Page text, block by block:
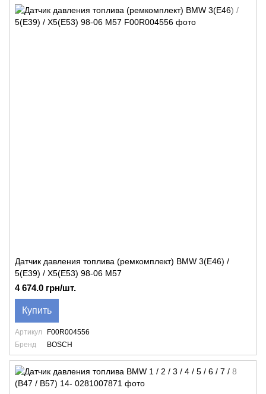
Датчик давления топлива (ремкомплект) BMW 3(E46) /
5(E39) / X5(E53) 98-06 M57
4 674.0 грн/шт.
Купить
Артикул
F00R004556
Бренд
BOSCH